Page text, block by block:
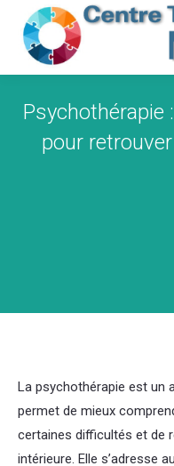
Psychothérapie
pour
La psychothérapie est un
permet de mieux
certaines difficultés et de
intérieure. Elle s’adresse